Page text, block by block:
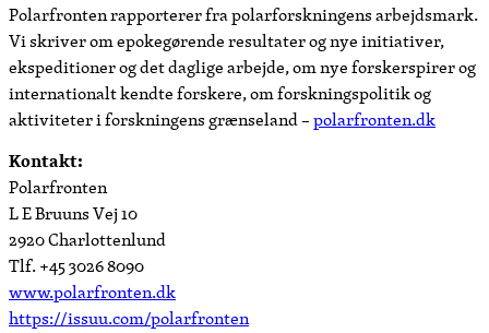
Polarfronten rapporterer fra polarforskningens arbejdsmark.
Vi skriver om epokegørende resultater og nye initiativer,
ekspeditioner og det daglige arbejde, om nye forskerspirer og
internationalt kendte forskere, om forskningspolitik og
aktiviteter i forskningens grænseland –polarfronten.dk
Kontakt:
Polarfronten
L E Bruuns Vej 10
2920 Charlottenlund
Tlf. +45 3026 8090
www.polarfronten.dk
https://issuu.com/polarfronten